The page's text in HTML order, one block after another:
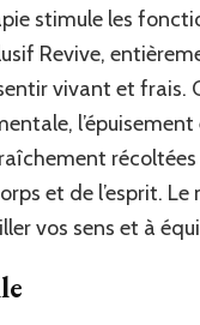
stimule les
Revive,
vivant et frais.
et de l’esprit.
vos sens et à